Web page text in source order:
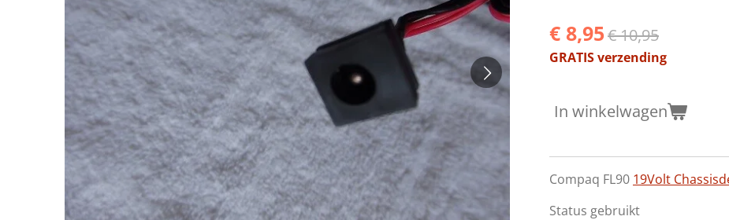
€ 8,95€ 10,95
GRATIS verzending
In winkelwagen
Compaq FL90 19Volt
Status gebruikt